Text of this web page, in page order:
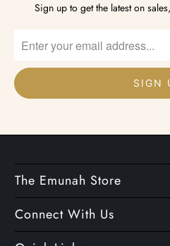
Sign up to get the latest on
The Emunah Store
Connect With Us